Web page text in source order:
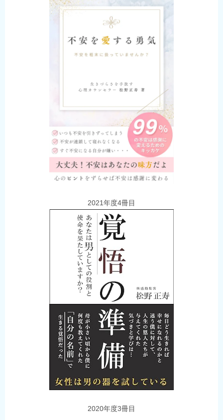
2021年度4冊目
2020年度3冊目